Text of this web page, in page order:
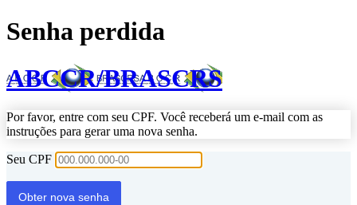
Senha perdida
ABCCR/BRASCRS
Por favor, entre com seu CPF. Você receberá um e-mail com as
instruções para gerar uma nova senha.
Seu CPF